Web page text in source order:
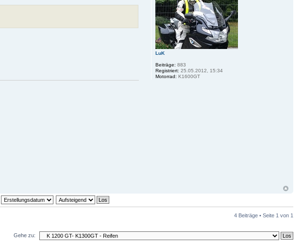
LuK
Beiträge: 883
Registriert: 25.05.2012, 15:34
Motorrad: K1600GT
4 Beiträge • Seite 1 von 1
Gehe zu: